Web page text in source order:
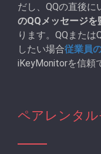
だし、QQの直後
のQQメッセージを
ります。QQまた
したい場合従業員
iKeyMonitorを信頼
ペアレンタ